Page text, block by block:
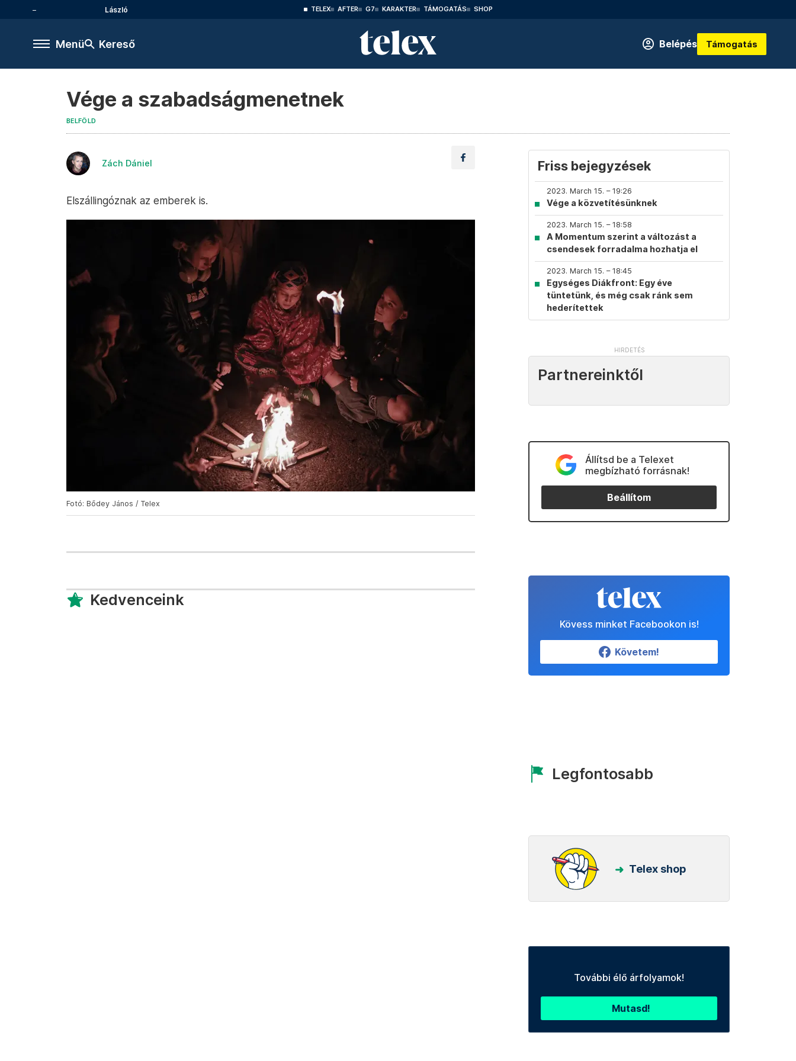
László TELEX AFTER G7 KARAKTER TÁMOGATÁS SHOP
Menü Kereső Belépés Támogatás
Vége a szabadságmenetnek
BELFÖLD
Zách Dániel
Elszállingóznak az emberek is.
Fotó: Bődey János / Telex
Kedvenceink
Friss bejegyzések
2023. March 15. – 19:26
Vége a közvetítésünknek
2023. March 15. – 18:58
A Momentum szerint a változást a
csendesek forradalma hozhatja el
2023. March 15. – 18:45
Egységes Diákfront: Egy éve
tüntetünk, és még csak ránk sem
hederítettek
Partnereinktől
Állítsd be a Telexet
megbízható forrásnak!
Beállítom
Kövess minket Facebookon is!
Követem!
Legfontosabb
Telex shop
További élő árfolyamok!
Mutasd!